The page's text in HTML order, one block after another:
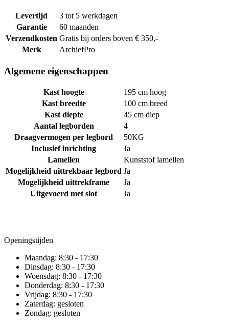
Levertijd
3 tot 5 werkdagen
Garantie
60 maanden
Verzendkosten Gratis bij orders boven € 350,-
Merk
ArchiefPro
Algemene eigenschappen
Kast hoogte
195 cm hoog
Kast breedte
100 cm breed
Kast diepte
45 cm diep
Aantal legborden
4
Draagvermogen per legbord
50KG
Inclusief inrichting
Ja
Lamellen
Kunststof lamellen
Mogelijkheid uittrekbaar legbord Ja
Mogelijkheid uittrekframe
Ja
Uitgevoerd met slot
Ja
Openingstijden
Maandag: 8:30 - 17:30
Dinsdag: 8:30 - 17:30
Woensdag: 8:30 - 17:30
Donderdag: 8:30 - 17:30
Vrijdag: 8:30 - 17:30
Zaterdag: gesloten
Zondag: gesloten